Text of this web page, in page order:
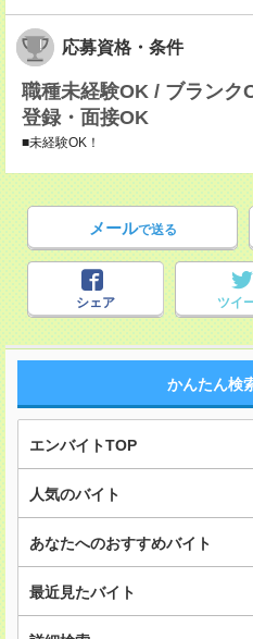
応募資格・条件
職種未経験OK / ブランク
登録・面接OK
■未経験OK！
メールで送る
シェア ツイ
かんたん検
エンバイトTOP
人気のバイト
あなたへのおすすめバイト
最近見たバイト